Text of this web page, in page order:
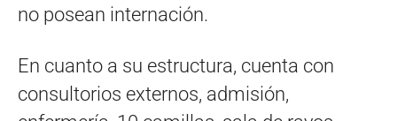
no posean internación.
En cuanto a su estructura, cuenta con
consultorios externos, admisión,